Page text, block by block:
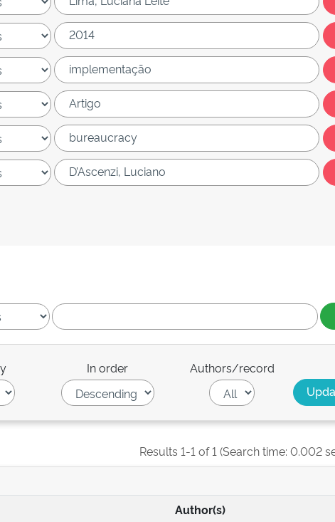
In order Authors/record
Results 1-1 of 1 (Search time: 0.002
Author(s)